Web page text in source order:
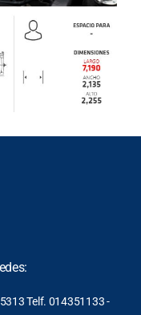
Telf. 014351133 -